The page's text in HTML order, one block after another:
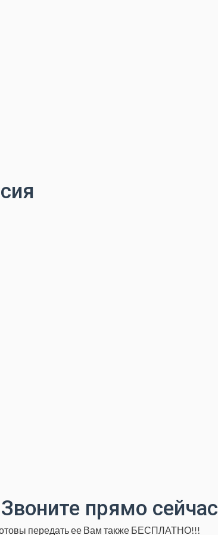
прямо сейчас
передать ее Вам также БЕСПЛАТНО!!!